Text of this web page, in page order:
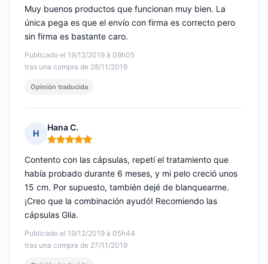
Publicado el 19/12/2019 à 09h05
tras una compra de 28/11/2019
Muy buenos productos que funcionan muy bien. La
única pega es que el envío con firma es correcto pero
sin firma es bastante caro.
Opinión traducida
H
Hana C.
Nota: 5 de 5
Publicado el 19/12/2019 à 05h44
tras una compra de 27/11/2019
Contento con las cápsulas, repetí el tratamiento que
había probado durante 6 meses, y mi pelo creció unos
15 cm. Por supuesto, también dejé de blanquearme.
¡Creo que la combinación ayudó! Recomiendo las
cápsulas Glia.